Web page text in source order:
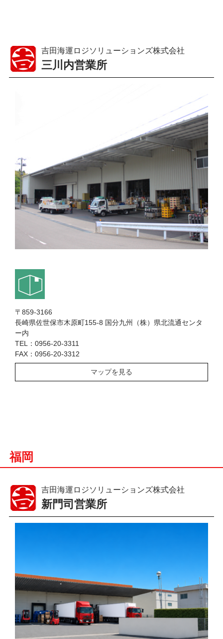
吉田海運ロジソリューションズ株式会社
三川内営業所
〒859-3166
長崎県佐世保市木原町155-8 国分九州（株）県北流通センタ
ー内
TEL：0956-20-3311
FAX：0956-20-3312
マップを見る
福岡
吉田海運ロジソリューションズ株式会社
新門司営業所